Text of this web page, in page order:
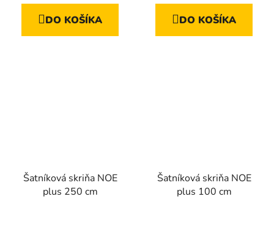
DO KOŠÍKA DO KOŠÍKA
Šatníková skriňa NOE
plus 250 cm
Šatníková skriňa NOE
plus 100 cm